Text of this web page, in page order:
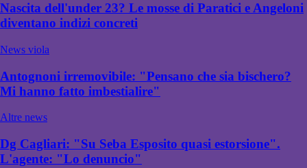
Nascita dell'under 23? Le mosse di Paratici e Angeloni
diventano indizi concreti
News viola
Antognoni irremovibile: "Pensano che sia bischero?
Mi hanno fatto imbestialire"
Altre news
Dg Cagliari: "Su Seba Esposito quasi estorsione".
L'agente: "Lo denuncio"